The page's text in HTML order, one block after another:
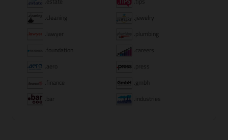
.cleaning
.jewelry
.lawyer
.plumbing
.foundation
.careers
.aero
.press
.finance
.gmbh
.bar
.industries